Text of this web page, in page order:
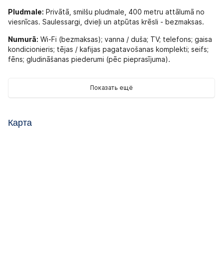
Pludmale: Privātā, smilšu pludmale, 400 metru attālumā no
viesnīcas. Saulessargi, dvieļi un atpūtas krēsli - bezmaksas.
Numurā: Wi-Fi (bezmaksas); vanna / duša; TV; telefons; gaisa
kondicionieris; tējas / kafijas pagatavošanas komplekti; seifs;
fēns; gludināšanas piederumi (pēc pieprasījuma).
centrs; āra baseins; autostāvvieta (bezmaksas); veļas
Показать ещё
Карта